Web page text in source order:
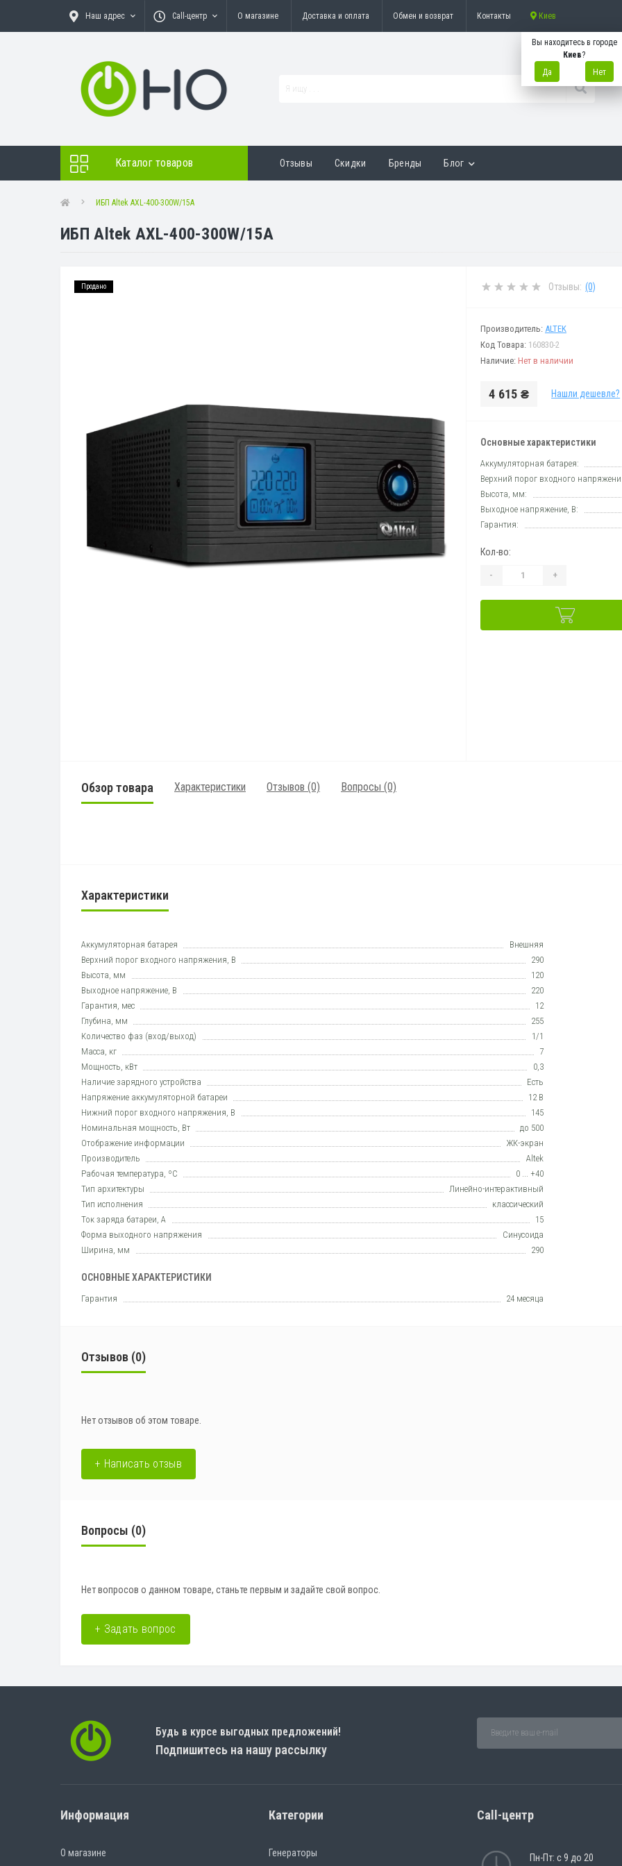
Наш адрес Call-центр О магазине Доставка и оплата Обмен и возврат Контакты Киев
Вы находитесь в городе
Киев?
Да
Нет
Каталог товаров Отзывы Скидки Бренды Блог
ИБП Altek AXL-400-300W/15А
ИБП Altek AXL-400-300W/15А
Продано Отзывы: (0)
Производитель: ALTEK
Код Товара: 160830-2
Наличие: Нет в наличии
4 615 ₴ Нашли дешевле?
Основные характеристики
Аккумуляторная батарея:
Верхний порог входного
Высота, мм:
Выходное напряжение, В:
Гарантия:
Кол-во:
- +
Обзор товара Характеристики Отзывов (0) Вопросы (0)
Характеристики
Аккумуляторная батарея
Внешняя
Верхний порог входного напряжения, В
290
Высота, мм
120
Выходное напряжение, В
220
Гарантия, мес
12
Глубина, мм
255
Количество фаз (вход/выход)
1/1
Масса, кг
7
Мощность, кВт
0,3
Наличие зарядного устройства
Есть
Напряжение аккумуляторной батареи
12 В
Нижний порог входного напряжения, В
145
Номинальная мощность, Вт
до 500
Отображение информации
ЖК-экран
Производитель
Altek
Рабочая температура, ºC
0 ... +40
Тип архитектуры
Линейно-интерактивный
Тип исполнения
класcический
Ток заряда батареи, А
15
Форма выходного напряжения
Синусоида
Ширина, мм
290
ОСНОВНЫЕ ХАРАКТЕРИСТИКИ
Гарантия 24 месяца
Отзывов (0)
Нет отзывов об этом товаре.
+ Написать отзыв
Вопросы (0)
Нет вопросов о данном товаре, станьте первым и задайте свой вопрос.
+ Задать вопрос
Будь в курсе выгодных предложений!
Подпишитесь на нашу рассылку
Информация
О магазине
Категории
Генераторы
Call-центр
Пн-Пт: с 9 до 20